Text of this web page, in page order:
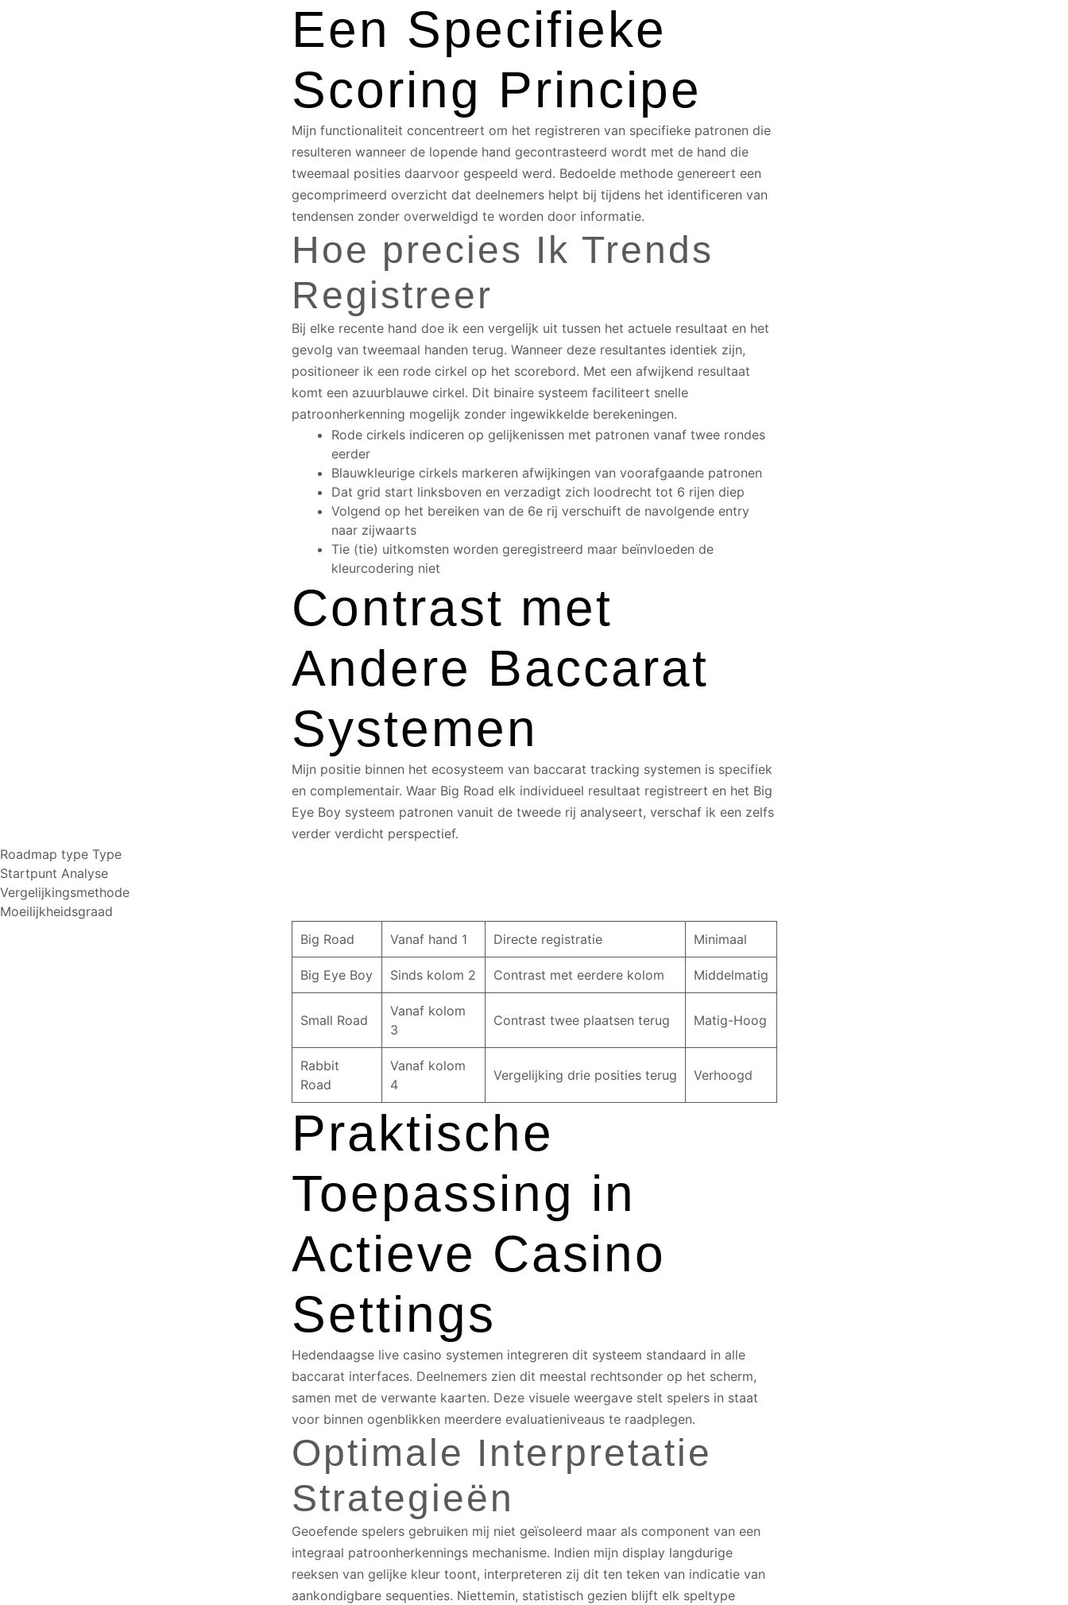
Een Specifieke
Scoring Principe
Mijn functionaliteit concentreert om het registreren van specifieke patronen die
resulteren wanneer de lopende hand gecontrasteerd wordt met de hand die
tweemaal posities daarvoor gespeeld werd. Bedoelde methode genereert een
gecomprimeerd overzicht dat deelnemers helpt bij tijdens het identificeren van
tendensen zonder overweldigd te worden door informatie.
Hoe precies Ik Trends
Registreer
Bij elke recente hand doe ik een vergelijk uit tussen het actuele resultaat en het
gevolg van tweemaal handen terug. Wanneer deze resultantes identiek zijn,
positioneer ik een rode cirkel op het scorebord. Met een afwijkend resultaat
komt een azuurblauwe cirkel. Dit binaire systeem faciliteert snelle
patroonherkenning mogelijk zonder ingewikkelde berekeningen.
Rode cirkels indiceren op gelijkenissen met patronen vanaf twee rondes
eerder
Blauwkleurige cirkels markeren afwijkingen van voorafgaande patronen
Dat grid start linksboven en verzadigt zich loodrecht tot 6 rijen diep
Volgend op het bereiken van de 6e rij verschuift de navolgende entry
naar zijwaarts
Tie (tie) uitkomsten worden geregistreerd maar beïnvloeden de
kleurcodering niet
Contrast met
Andere Baccarat
Systemen
Mijn positie binnen het ecosysteem van baccarat tracking systemen is specifiek
en complementair. Waar Big Road elk individueel resultaat registreert en het Big
Eye Boy systeem patronen vanuit de tweede rij analyseert, verschaf ik een zelfs
verder verdicht perspectief.
Roadmap type Type
Startpunt Analyse
Vergelijkingsmethode
Moeilijkheidsgraad
Big Road
Vanaf hand 1 Directe registratie Minimaal
Big Eye Boy Sinds kolom 2 Contrast met eerdere kolom Middelmatig
Small Road
Vanaf kolom
3
Contrast twee plaatsen terug Matig-Hoog
Rabbit
Road
Vanaf kolom
4
Vergelijking drie posities terug Verhoogd
Praktische
Toepassing in
Actieve Casino
Settings
Hedendaagse live casino systemen integreren dit systeem standaard in alle
baccarat interfaces. Deelnemers zien dit meestal rechtsonder op het scherm,
samen met de verwante kaarten. Deze visuele weergave stelt spelers in staat
voor binnen ogenblikken meerdere evaluatieniveaus te raadplegen.
Optimale Interpretatie
Strategieën
Geoefende spelers gebruiken mij niet geïsoleerd maar als component van een
integraal patroonherkennings mechanisme. Indien mijn display langdurige
reeksen van gelijke kleur toont, interpreteren zij dit ten teken van indicatie van
aankondigbare sequenties. Niettemin, statistisch gezien blijft elk speltype